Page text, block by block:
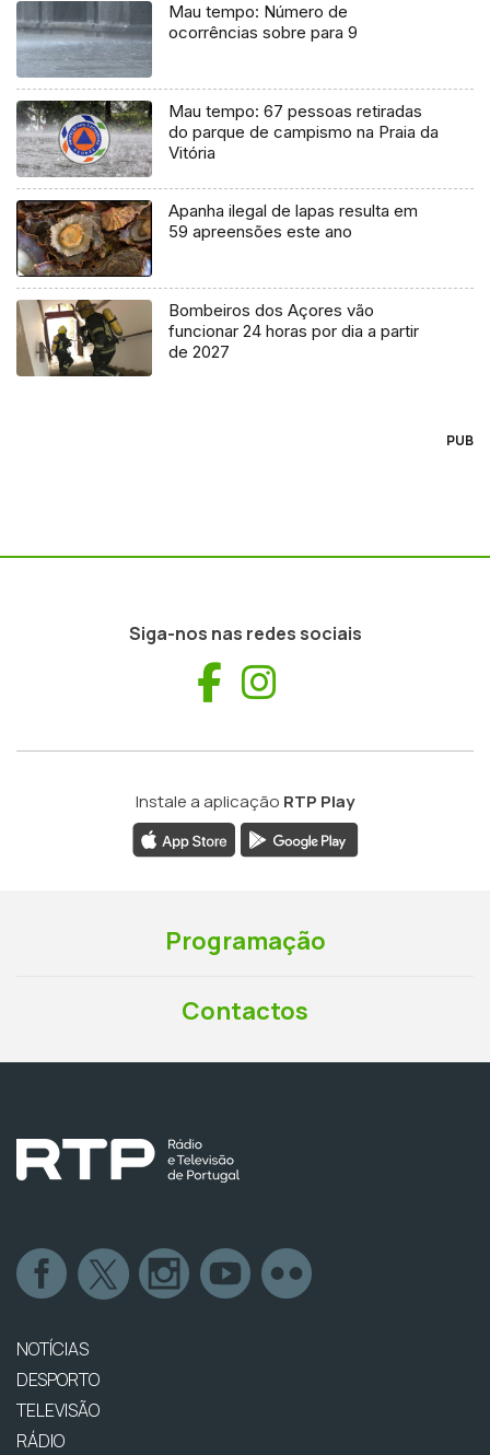
Mau tempo: Número de
ocorrências sobre para 9
Mau tempo: 67 pessoas retiradas
do parque de campismo na Praia da
Vitória
Apanha ilegal de lapas resulta em
59 apreensões este ano
Bombeiros dos Açores vão
funcionar 24 horas por dia a partir
de 2027
PUB
Siga-nos nas redes sociais
Facebook
Instale a aplicação RTP Play
Programação
Contactos
NOTÍCIAS
DESPORTO
TELEVISÃO
RÁDIO